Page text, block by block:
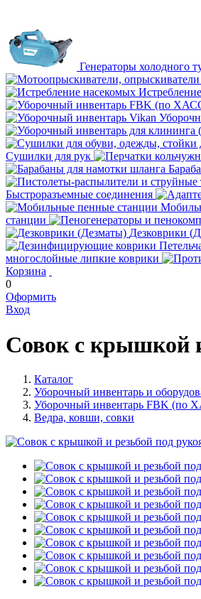
Генераторы холодного
Сушилки для рук
Быстроразъемные соединения
станции
Дезковрики
многослойные липкие коврики
Корзина
0
Оформить
Вход
Совок с крышкой
Каталог
Уборочный инвентарь и
Уборочный инвентарь FBK (по
Ведра, ковши, совки